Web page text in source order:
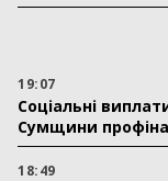
19:07
Соціальні
Сумщини
18:49